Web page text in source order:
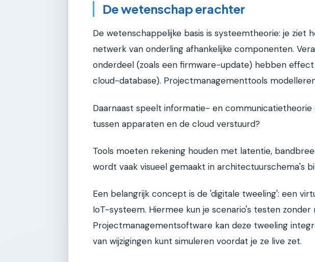
De wetenschap erachter
De wetenschappelijke basis is systeemtheorie: je ziet
netwerk van onderling afhankelijke componenten.
onderdeel (zoals een firmware-update) hebben
cloud-database). Projectmanagementtools
Daarnaast speelt informatie- en
tussen apparaten en de cloud verstuurd?
Tools moeten rekening houden met latentie,
wordt vaak visueel gemaakt in architectuurschema's
Een belangrijk concept is de 'digitale tweeling': een
IoT-systeem. Hiermee kun je scenario's testen zonder
Projectmanagementsoftware kan deze tweeling
van wijzigingen kunt simuleren voordat je ze live zet.